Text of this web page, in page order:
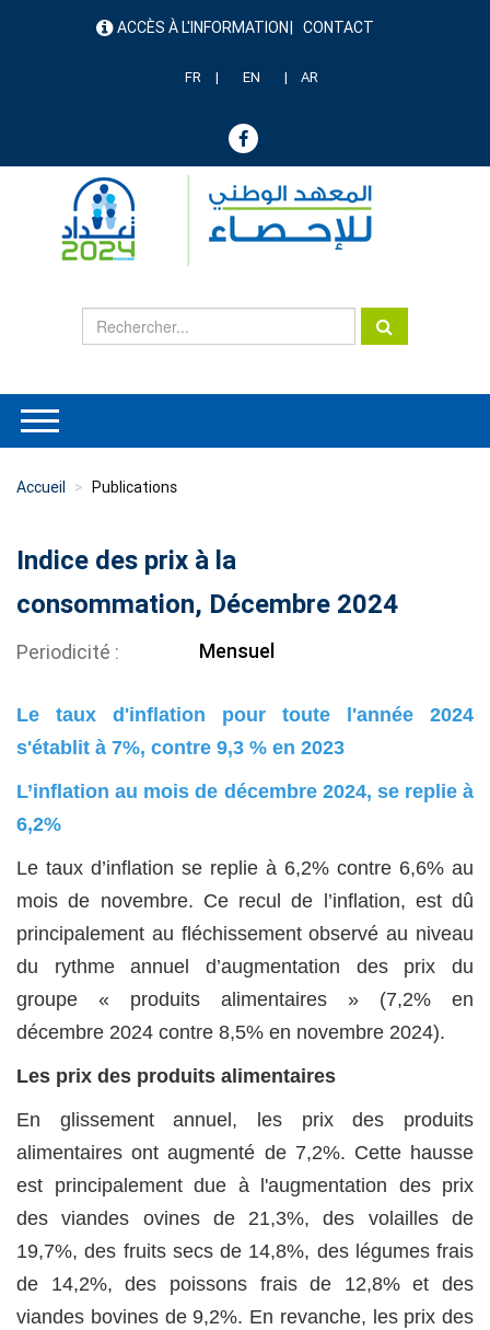
menu ACCÈS À L'INFORMATION CONTACT
FR EN AR
Accueil Publications
Indice des prix à la
consommation, Décembre 2024
Periodicité Mensuel
Le taux d'inflation pour toute l'année 2024
s'établit à 7%, contre 9,3 % en 2023
L’inflation au mois de décembre 2024, se replie à
6,2%
Le taux d’inflation se replie à 6,2% contre 6,6% au
mois de novembre. Ce recul de l’inflation, est dû
principalement au fléchissement observé au niveau
du rythme annuel d’augmentation des prix du
groupe « produits alimentaires » (7,2% en
décembre 2024 contre 8,5% en novembre 2024).
Les prix des produits alimentaires
En glissement annuel, les prix des produits
alimentaires ont augmenté de 7,2%. Cette hausse
est principalement due à l'augmentation des prix
des viandes ovines de 21,3%, des volailles de
19,7%, des fruits secs de 14,8%, des légumes frais
de 14,2%, des poissons frais de 12,8% et des
viandes bovines de 9,2%. En revanche, les prix des